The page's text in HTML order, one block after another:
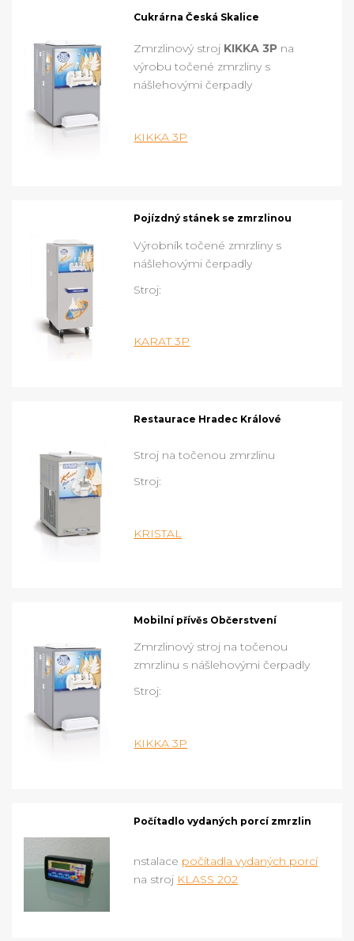
Cukrárna Česká Skalice
Zmrzlinový stroj KIKKA 3P na
výrobu točené zmrzliny s
nášlehovými čerpadly
KIKKA 3P
Pojízdný stánek se zmrzlinou
Výrobník točené zmrzliny s
nášlehovými čerpadly
Stroj:
KARAT 3P
Restaurace Hradec Králové
Stroj na točenou zmrzlinu
Stroj:
KRISTAL
Mobilní přívěs Občerstvení
Zmrzlinový stroj na točenou
zmrzlinu s nášlehovými čerpadly
Stroj:
KIKKA 3P
Počítadlo vydaných porcí zmrzlin
nstalace počítadla vydaných porcí
na stroj KLASS 202